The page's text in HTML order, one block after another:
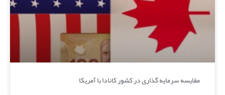
مقایسه سرمایه گذاری در کشور کانادا با آمریکا